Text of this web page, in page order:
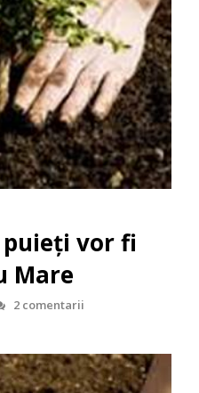
puieți vor fi
Mare
2 comentarii